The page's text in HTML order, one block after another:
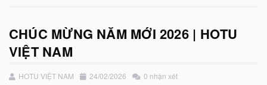
CHÚC MỪNG NĂM MỚI 2026 | HOTU
VIỆT NAM
HOTU VIỆT NAM 24/02/2026 0 nhận xét